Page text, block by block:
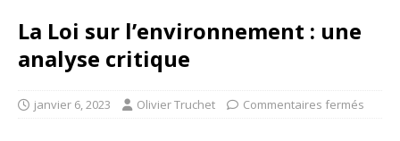
La Loi sur l’environnement : une
analyse critique
janvier 6, 2023 Olivier Truchet Commentaires fermés